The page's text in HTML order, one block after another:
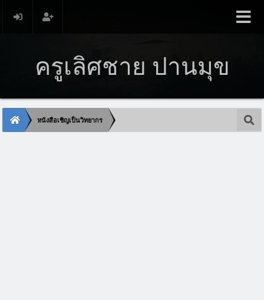
ครูเลิศชาย ปานมุข
หนังสือเชิญเป็นวิทยากร